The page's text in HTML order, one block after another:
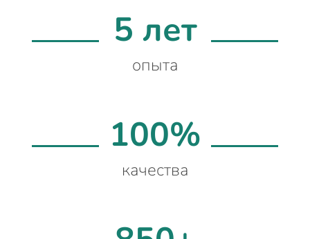
5 лет
опыта
100%
качества